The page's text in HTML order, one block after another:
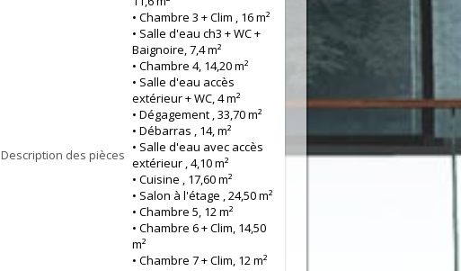
Description des pièces
• Chambre 3 + Clim , 16 m²
• Salle d'eau ch3 + WC +
Baignoire, 7,4 m²
• Chambre 4, 14,20 m²
• Salle d'eau accès
extérieur + WC, 4 m²
• Dégagement , 33,70 m²
• Débarras , 14, m²
• Salle d'eau avec accès
extérieur , 4,10 m²
• Cuisine , 17,60 m²
• Salon à l'étage , 24,50 m²
• Chambre 5, 12 m²
• Chambre 6 + Clim, 14,50
m²
• Chambre 7 + Clim, 12 m²